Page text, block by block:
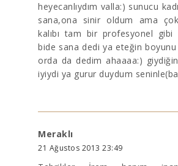
heyecanlıydım valla:) sunucu
sana,ona sinir oldum ama çok
kalıbı tam bir profesyonel gibi
bide sana dedi ya eteğin boyunu
orda da dedim ahaaaa:)
iyiydi ya gurur duydum
Meraklı
21 Ağustos 2013 23:49